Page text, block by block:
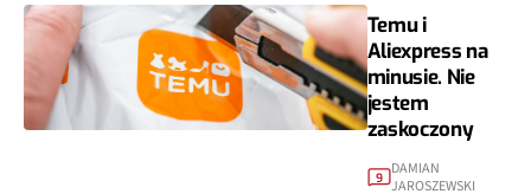
Temu i
Aliexpress na
minusie. Nie
jestem
zaskoczony
9
DAMIAN
JAROSZEWSKI